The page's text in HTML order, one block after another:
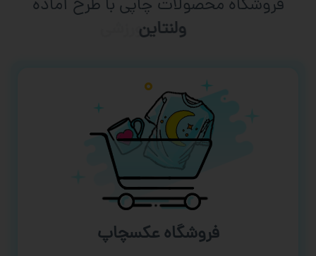
فروشگاه محصولات چاپی با طرح آماده
ورزشی
فروشگاه عکسچاپ